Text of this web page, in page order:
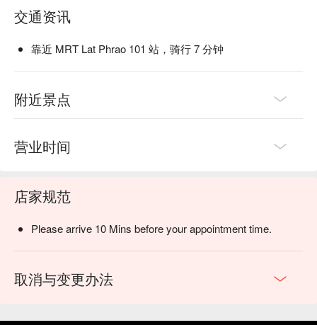
交通资讯
靠近 MRT Lat Phrao 101 站，骑行 7 分钟
附近景点
营业时间
店家规范
Please arrive 10 Mins before your appointment time.
取消与变更办法